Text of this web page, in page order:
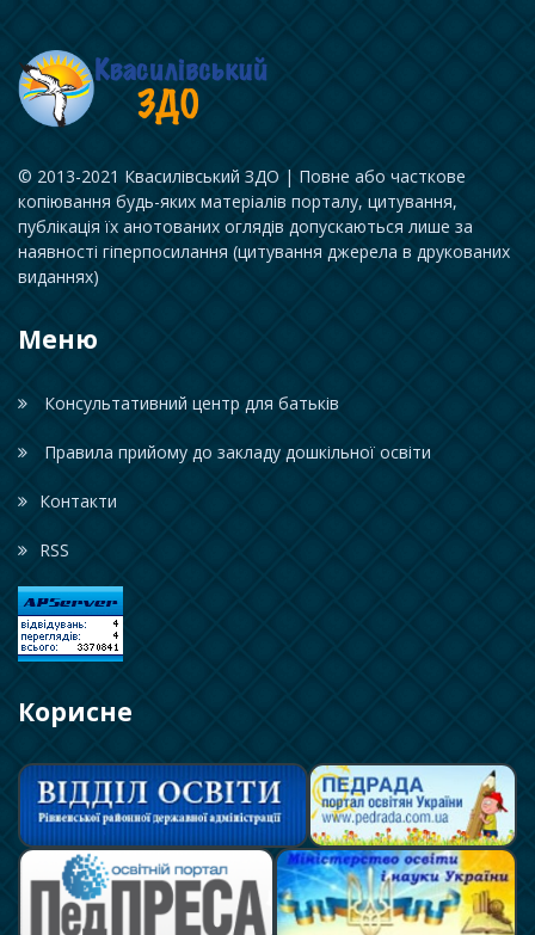
© 2013-2021 Квасилівський ЗДО | Повне або часткове
копіювання будь-яких матеріалів порталу, цитування,
публікація їх анотованих оглядів допускаються лише за
наявності гіперпосилання (цитування джерела в друкованих
виданнях)
Меню
Консультативний центр для батьків
Правила прийому до закладу дошкільної освіти
Контакти
RSS
Корисне